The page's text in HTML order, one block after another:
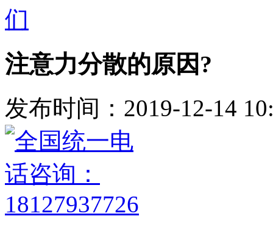
注意力分散的原因?
发布时间：2019-12-14